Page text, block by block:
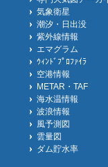
気象衛星
潮汐・日出没
紫外線情報
エマグラム
ｳｨﾝﾄﾞﾌﾟﾛﾌｧｲﾗ
空港情報
METAR・TAF
海水温情報
波浪情報
風予測図
雲量図
ダム貯水率